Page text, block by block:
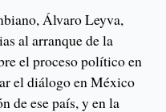
Álvaro Leyva,
al arranque de la
el proceso político en
el diálogo en México
de ese país, y en la